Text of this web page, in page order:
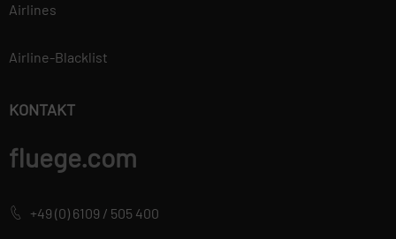
Airlines
Airline-Blacklist
KONTAKT
fluege.com
+49 (0) 6109 / 505 400